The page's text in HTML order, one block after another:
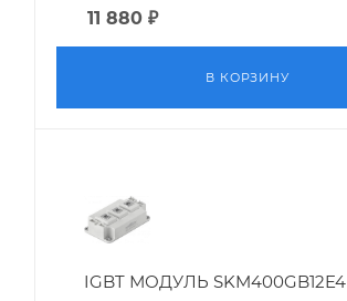
11 880 ₽
В КОРЗИНУ
IGBT МОДУЛЬ SKM400GB12E4